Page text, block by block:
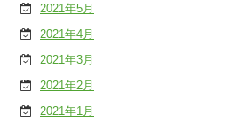
2021年5月
2021年4月
2021年3月
2021年2月
2021年1月